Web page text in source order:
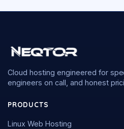
Cloud hosting engineered for
engineers on call, and honest
PRODUCTS
Linux Web Hosting